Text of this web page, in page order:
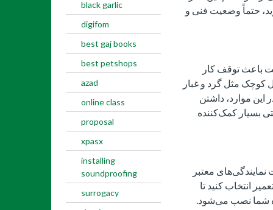
black garlic
digifom
best gaj books
best petshops
azad
online class
proposal
xpasx
installing
soundproofing
surrogacy
حتماً وضعیت فنی و
باعث توقف کار
کوچک مثل گرد و غبار
موارد، داشتن
بسیار کمک‌کننده
معتبر
انتخاب کنید تا
شما نصب می‌شود.